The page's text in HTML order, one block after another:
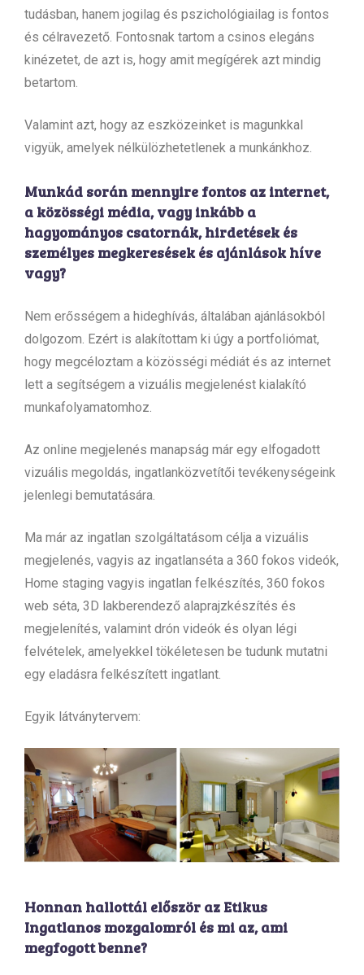
tudásban, hanem jogilag és pszichológiailag is fontos
és célravezető. Fontosnak tartom a csinos elegáns
kinézetet, de azt is, hogy amit megígérek azt mindig
betartom.
Valamint azt, hogy az eszközeinket is magunkkal
vigyük, amelyek nélkülözhetetlenek a munkánkhoz.
Munkád során mennyire fontos az internet,
a közösségi média, vagy inkább a
hagyományos csatornák, hirdetések és
személyes megkeresések és ajánlások híve
vagy?
Nem erősségem a hideghívás, általában ajánlásokból
dolgozom. Ezért is alakítottam ki úgy a portfoliómat,
hogy megcéloztam a közösségi médiát és az internet
lett a segítségem a vizuális megjelenést kialakító
munkafolyamatomhoz.
Az online megjelenés manapság már egy elfogadott
vizuális megoldás, ingatlanközvetítői tevékenységeink
jelenlegi bemutatására.
Ma már az ingatlan szolgáltatásom célja a vizuális
megjelenés, vagyis az ingatlanséta a 360 fokos videók,
Home staging vagyis ingatlan felkészítés, 360 fokos
web séta, 3D lakberendező alaprajzkészítés és
megjelenítés, valamint drón videók és olyan légi
felvételek, amelyekkel tökéletesen be tudunk mutatni
egy eladásra felkészített ingatlant.
Egyik látványtervem:
Honnan hallottál először az Etikus
Ingatlanos mozgalomról és mi az, ami
megfogott benne?